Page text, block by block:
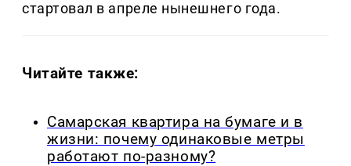
стартовал в апреле нынешнего года.
Читайте также:
Самарская квартира на бумаге и в
жизни: почему одинаковые метры
работают по-разному?